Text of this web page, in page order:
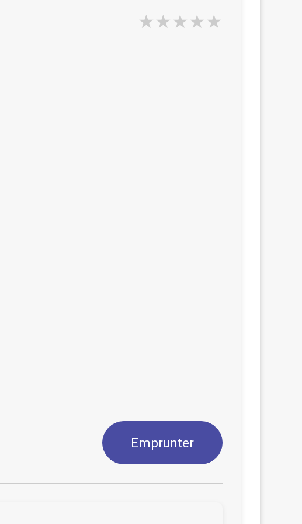
Emprunter